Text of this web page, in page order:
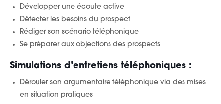
Développer une écoute active
Détecter les besoins du prospect
Rédiger son scénario téléphonique
Se préparer aux objections des prospects
Simulations d’entretiens téléphoniques :
Dérouler son argumentaire téléphonique via des mises
en situation pratiques